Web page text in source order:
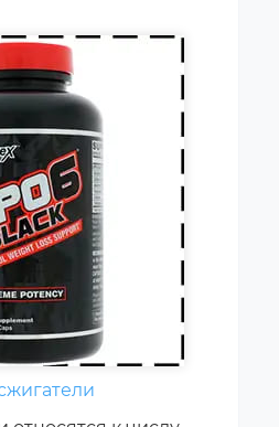
gain — прирост,
добавка
питании.
либо